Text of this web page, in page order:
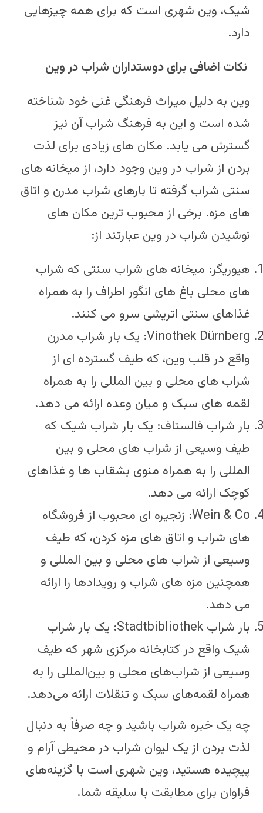
شیک، وین شهری است که برای همه چیزهایی
دارد.
نکات اضافی برای دوستداران شراب در وین
وین به دلیل میراث فرهنگی غنی خود شناخته
شده است و این به فرهنگ شراب آن نیز
گسترش می یابد. مکان های زیادی برای لذت
بردن از شراب در وین وجود دارد، از میخانه های
سنتی شراب گرفته تا بارهای شراب مدرن و اتاق
های مزه. برخی از محبوب ترین مکان های
نوشیدن شراب در وین عبارتند از:
هیوریگر: میخانه های شراب سنتی که شراب
های محلی باغ های انگور اطراف را به همراه
غذاهای سنتی اتریشی سرو می کنند.
Vinothek Dürnberg: یک بار شراب مدرن
واقع در قلب وین، که طیف گسترده ای از
شراب های محلی و بین المللی را به همراه
لقمه های سبک و میان وعده ارائه می دهد.
بار شراب فالستاف: یک بار شراب شیک که
طیف وسیعی از شراب های محلی و بین
المللی را به همراه منوی بشقاب ها و غذاهای
کوچک ارائه می دهد.
Wein & Co: زنجیره ای محبوب از فروشگاه
های شراب و اتاق های مزه کردن، که طیف
وسیعی از شراب های محلی و بین المللی و
همچنین مزه های شراب و رویدادها را ارائه
می دهد.
بار شراب Stadtbibliothek: یک بار شراب
شیک واقع در کتابخانه مرکزی شهر که طیف
وسیعی از شراب‌های محلی و بین‌المللی را به
همراه لقمه‌های سبک و تنقلات ارائه می‌دهد.
چه یک خبره شراب باشید و چه صرفاً به دنبال
لذت بردن از یک لیوان شراب در محیطی آرام و
پیچیده هستید، وین شهری است با گزینه‌های
فراوان برای مطابقت با سلیقه شما.